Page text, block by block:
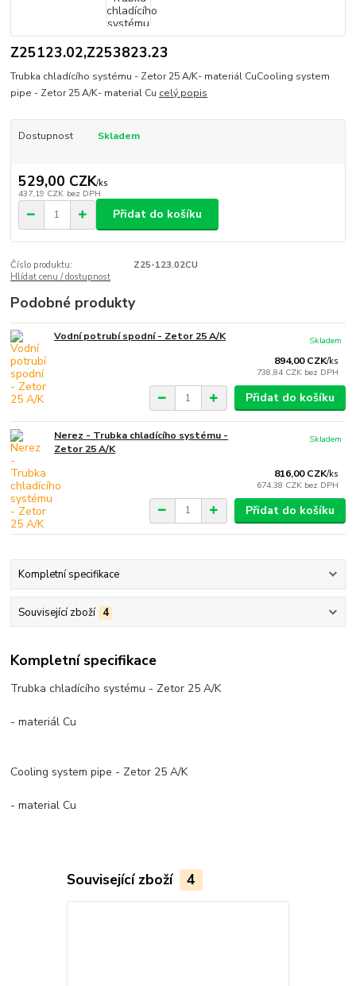
Z25123.02,Z253823.23
Trubka chladícího systému - Zetor 25 A/K- materiál CuCooling system
pipe - Zetor 25 A/K- material Cu celý popis
Dostupnost Skladem
529,00 CZK/ks
437,19 CZK bez DPH
Přidat do košíku
Číslo produktu:
Z25-123.02CU
Hlídat cenu / dostupnost
Podobné produkty
Vodní potrubí spodní - Zetor 25 A/K
894,00 CZK/ks
738,84 CZK bez DPH
Skladem
Přidat do košíku
Nerez - Trubka chladícího systému -
Zetor 25 A/K
816,00 CZK/ks
674,38 CZK bez DPH
Skladem
Přidat do košíku
Kompletní specifikace
Související zboží 4
Kompletní specifikace
Trubka chladícího systému - Zetor 25 A/K
- materiál Cu
Cooling system pipe - Zetor 25 A/K
- material Cu
Související zboží 4